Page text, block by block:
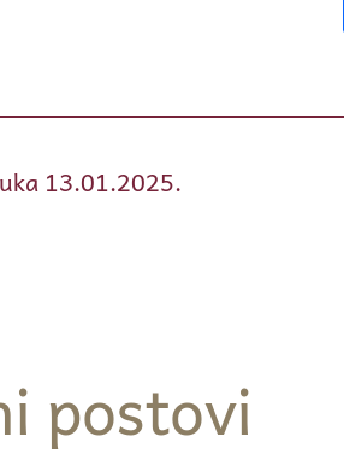
13.01.2025.
postovi